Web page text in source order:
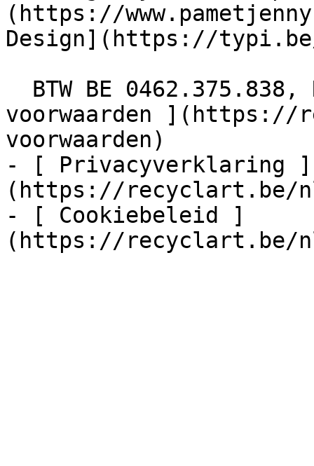
(https://
Design](https://
voorwaarden ](https://
voorwaarden)
- [ Privacyverklaring ]
(https://recyclart.be/
- [ Cookiebeleid ]